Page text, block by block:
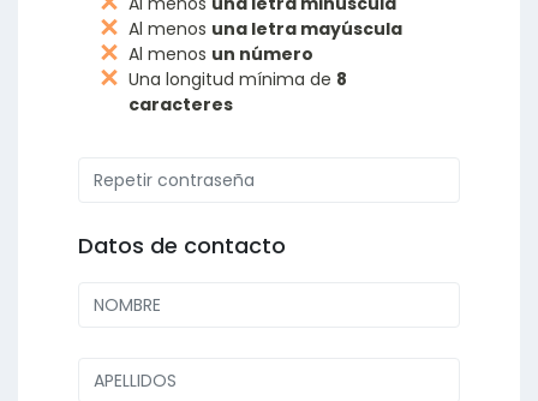
Al menos una letra mayúscula
Al menos un número
Una longitud mínima de 8
caracteres
Datos de contacto